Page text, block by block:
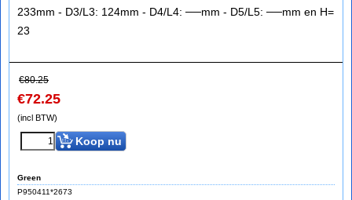
233mm - D3/L3: 124mm - D4/L4: ──mm - D5/L5: ──mm en H=
23
€80.25
€72.25
(incl BTW)
Koop nu
Green
P950411*2673